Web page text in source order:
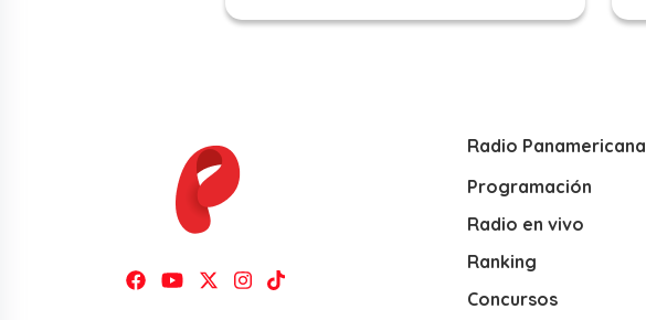
Radio Panamericana
Programación
Radio en vivo
Ranking
Concursos